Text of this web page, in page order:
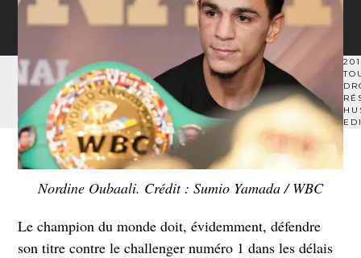
Nordine Oubaali. Crédit : Sumio Yamada / WBC
Le champion du monde doit, évidemment, défendre
son titre contre le challenger numéro 1 dans les délais